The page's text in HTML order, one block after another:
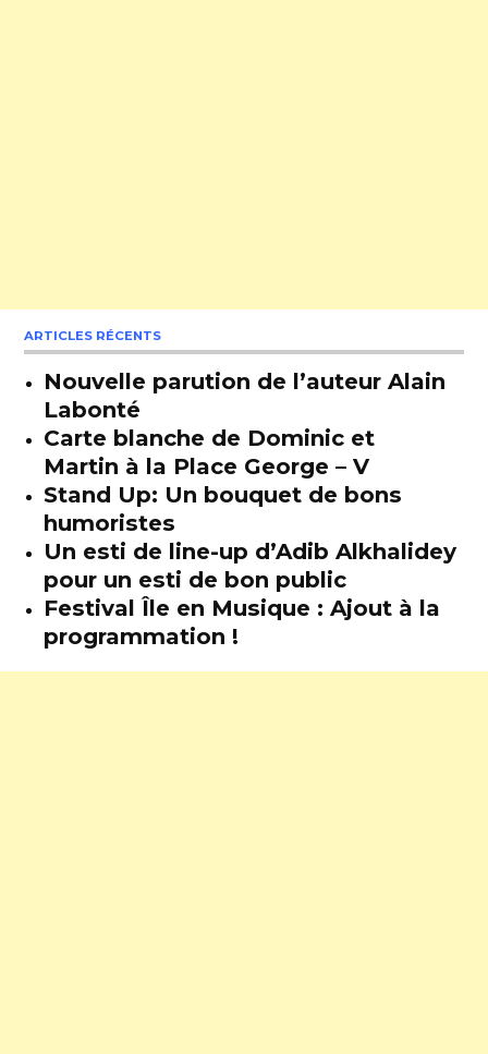
ARTICLES RÉCENTS
Nouvelle parution de l’auteur Alain
Labonté
Carte blanche de Dominic et
Martin à la Place George – V
Stand Up: Un bouquet de bons
humoristes
Un esti de line-up d’Adib Alkhalidey
pour un esti de bon public
Festival Île en Musique : Ajout à la
programmation !